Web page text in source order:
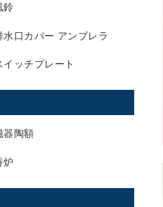
鈴
水口カバー アンブレラ
イッチプレート
器陶額
炉